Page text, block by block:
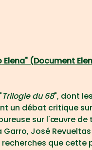
(Document
Trilogie du 68", dont
un débat critique
sur l'œuvre de
José
que cette